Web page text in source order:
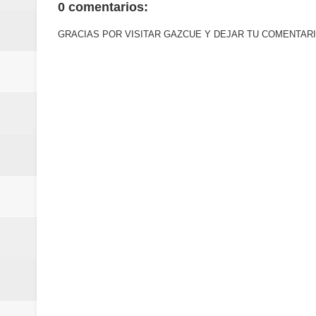
0 comentarios:
GRACIAS POR VISITAR GAZCUE Y DEJAR TU